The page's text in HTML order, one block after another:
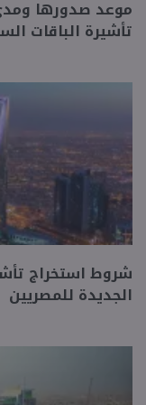
موعد صدورها
تأشيرة الباقات
شروط استخراج
الجديدة للمصريين